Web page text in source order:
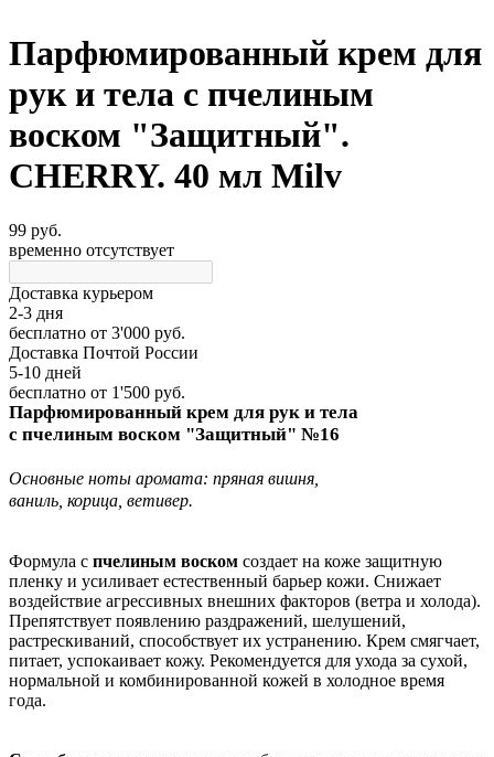
Парфюмированный крем для
рук и тела с пчелиным
воском "Защитный".
CHERRY. 40 мл Milv
99 руб.
временно отсутствует
Доставка курьером
2-3 дня
бесплатно от 3'000 руб.
Доставка Почтой России
5-10 дней
бесплатно от 1'500 руб.
Парфюмированный крем для рук и тела
с пчелиным воском "Защитный" №16
Основные ноты аромата: пряная вишня,
ваниль, корица, ветивер.
Формула с пчелиным воском создает на коже защитную
пленку и усиливает естественный барьер кожи. Снижает
воздействие агрессивных внешних факторов (ветра и холода).
Препятствует появлению раздражений, шелушений,
растрескиваний, способствует их устранению. Крем смягчает,
питает, успокаивает кожу. Рекомендуется для ухода за сухой,
нормальной и комбинированной кожей в холодное время
года.